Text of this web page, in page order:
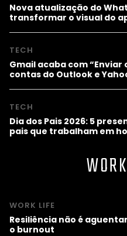
Nova atualização do
transformar o visual do
TECH
Gmail acaba com
contas do Outlook e
TECH
Dia dos Pais 2026: 5
pais que trabalham em
WORK LIFE
Resiliência não é
o burnout